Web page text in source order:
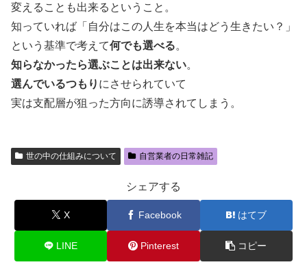
変えることも出来るということ。
知っていれば「自分はこの人生を本当はどう生きたい？」
という基準で考えて何でも選べる。
知らなかったら選ぶことは出来ない。
選んでいるつもり にさせられていて
実は支配層が狙った方向に誘導されてしまう。
世の中の仕組みについて 自営業者の日常雑記
シェアする
X Facebook はてブ
LINE Pinterest コピー